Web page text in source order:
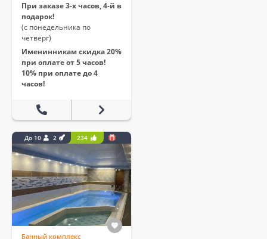
При заказе 3-х часов, 4-й в
подарок!
(с понедельника по
четверг)
Именинникам скидка 20%
при оплате от 5 часов!
10% при оплате до 4
часов!
До 10 2 234
Банный комплекс